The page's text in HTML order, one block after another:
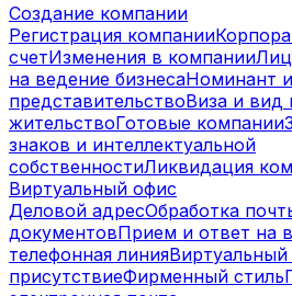
Создание компании
Регистрация компании
счетИзменения в компании
на ведение бизнесаНоминант и
представительствоВиза и вид
жительствоГотовые компании
знаков и интеллектуальной
собственностиЛиквидация
Виртуальный офис
Деловой адресОбработка
документовПрием и ответ на
телефонная линияВиртуальный
присутствиеФирменный стиль